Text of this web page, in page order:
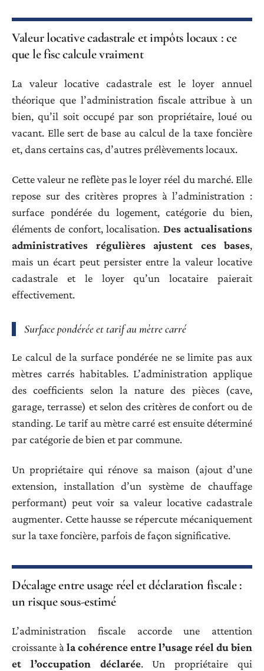
Valeur locative cadastrale et impôts locaux : ce
que le fisc calcule vraiment
La valeur locative cadastrale est le loyer annuel
théorique que l’administration fiscale attribue à un
bien, qu’il soit occupé par son propriétaire, loué ou
vacant. Elle sert de base au calcul de la taxe foncière
et, dans certains cas, d’autres prélèvements locaux.
Cette valeur ne reflète pas le loyer réel du marché. Elle
repose sur des critères propres à l’administration :
surface pondérée du logement, catégorie du bien,
éléments de confort, localisation. Des actualisations
administratives régulières ajustent ces bases,
mais un écart peut persister entre la valeur locative
cadastrale et le loyer qu’un locataire paierait
effectivement.
Surface pondérée et tarif au mètre carré
Le calcul de la surface pondérée ne se limite pas aux
mètres carrés habitables. L’administration applique
des coefficients selon la nature des pièces (cave,
garage, terrasse) et selon des critères de confort ou de
standing. Le tarif au mètre carré est ensuite déterminé
par catégorie de bien et par commune.
Un propriétaire qui rénove sa maison (ajout d’une
extension, installation d’un système de chauffage
performant) peut voir sa valeur locative cadastrale
augmenter. Cette hausse se répercute mécaniquement
sur la taxe foncière, parfois de façon significative.
Décalage entre usage réel et déclaration fiscale :
un risque sous-estimé
L’administration fiscale accorde une attention
croissante àla cohérence entre l’usage réel du bien
et l’occupation déclarée. Un propriétaire qui